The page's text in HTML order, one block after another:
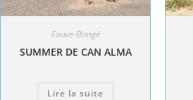
Fauve-Bringé
SUMMER DE CAN ALMA
Lire la suite